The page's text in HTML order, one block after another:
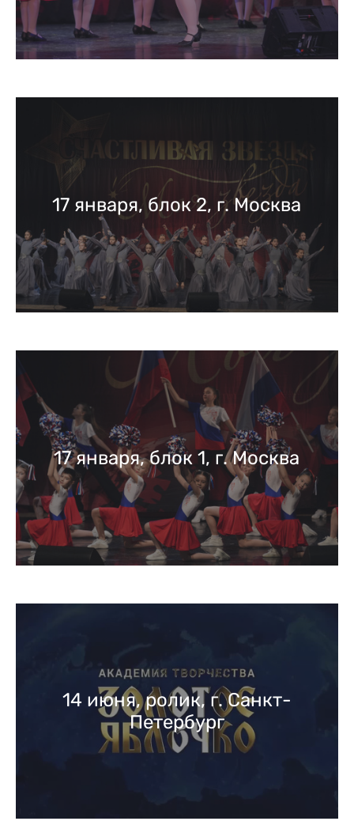
17 января, блок 2, г. Москва
17 января, блок 1, г. Москва
14 июня, ролик, г. Санкт-
Петербург